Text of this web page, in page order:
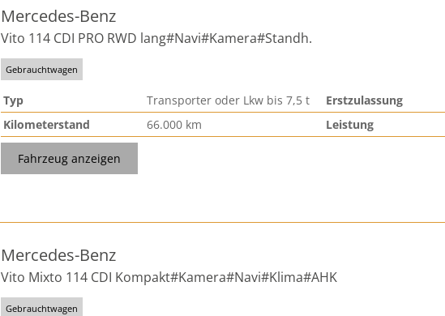
Mercedes-Benz
Vito 114 CDI PRO RWD lang#Navi#Kamera#Standh.
Gebrauchtwagen
Typ Transporter oder Lkw bis 7,5 t Erstzulassung
Kilometerstand
66.000 km Leistung
Fahrzeug anzeigen
Mercedes-Benz
Vito Mixto 114 CDI Kompakt#Kamera#Navi#Klima#AHK
Gebrauchtwagen